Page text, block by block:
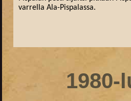
varrella Ala-Pispalassa.
1980-